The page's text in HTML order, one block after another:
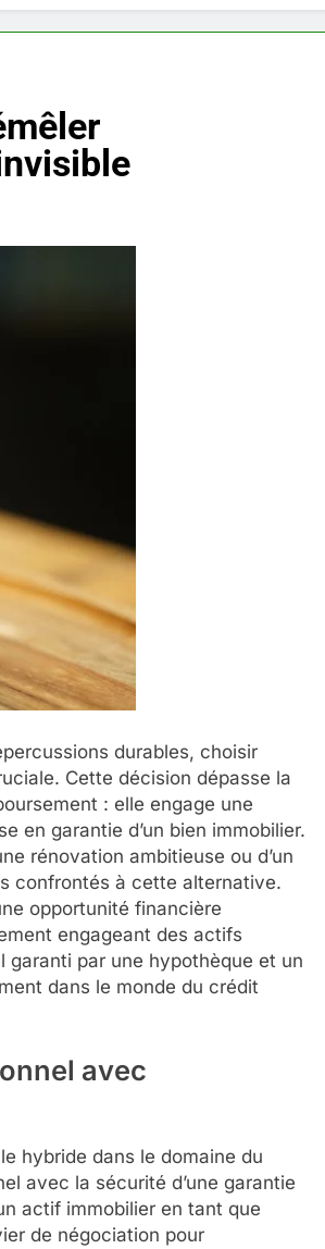
durables, choisir
Cette décision dépasse la
: elle engage une
en garantie d’un bien immobilier.
rénovation ambitieuse ou d’un
confrontés à cette alternative.
opportunité financière
engageant des actifs
garanti par une hypothèque et un
dans le monde du crédit
avec
hybride dans le domaine du
avec la sécurité d’une garantie
actif immobilier en tant que
de négociation pour